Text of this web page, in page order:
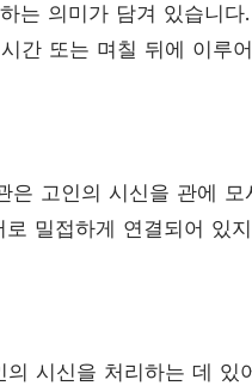
는 의미가 담겨 있습니
간 또는 며칠 뒤에 이루
은 고인의 시신을 관에
밀접하게 연결되어 있
의 시신을 처리하는 데 있